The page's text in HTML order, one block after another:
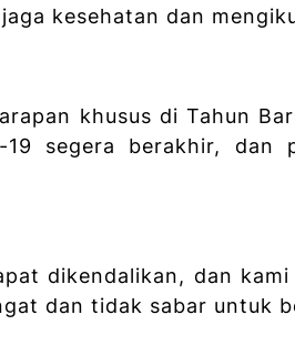
kesehatan dan
khusus di Tahun
segera berakhir, dan
dikendalikan, dan
dan tidak sabar untuk